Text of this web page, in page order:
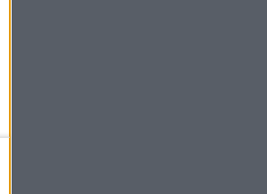
3 Spiele absolvieren (2.
hervorragenden Unterstützung